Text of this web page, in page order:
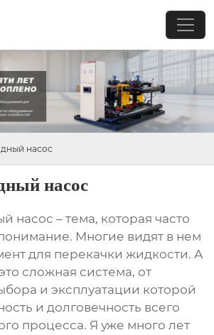
насос
насос
насос – тема, которая часто
Многие видят в нем
для перекачки жидкости. А
сложная система, от
и эксплуатации которой
и долговечность всего
процесса. Я уже много лет